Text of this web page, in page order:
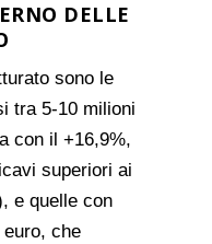
DELLE
sono le
tra 5-10 milioni
con il +16,9%,
superiori ai
e quelle con
che